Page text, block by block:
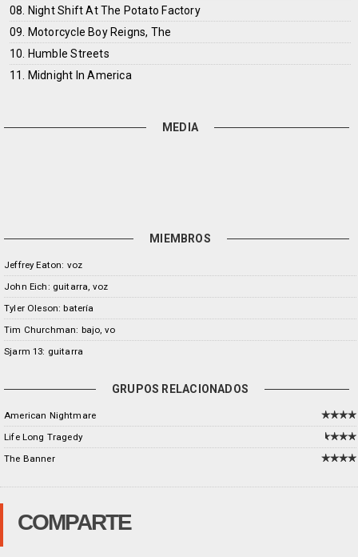
08. Night Shift At The Potato Factory
09. Motorcycle Boy Reigns, The
10. Humble Streets
11. Midnight In America
MEDIA
MIEMBROS
Jeffrey Eaton: voz
John Eich: guitarra, voz
Tyler Oleson: batería
Tim Churchman: bajo, vo
Sjarm 13: guitarra
GRUPOS RELACIONADOS
American Nightmare
Life Long Tragedy
The Banner
COMPARTE